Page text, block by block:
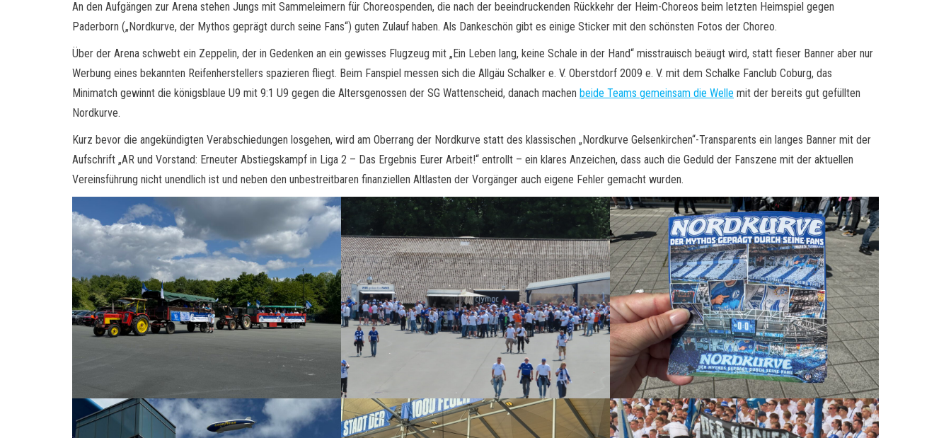
An den Aufgängen zur Arena stehen Jungs mit Sammeleimern für Choreospenden, die nach der beeindruckenden Rückkehr der Heim-Choreos beim letzten Heimspiel gegen
Paderborn („Nordkurve, der Mythos geprägt durch seine Fans“) guten Zulauf haben. Als Dankeschön gibt es einige Sticker mit den schönsten Fotos der Choreo.
Über der Arena schwebt ein Zeppelin, der in Gedenken an ein gewisses Flugzeug mit „Ein Leben lang, keine Schale in der Hand“ misstrauisch beäugt wird, statt fieser Banner aber nur
Werbung eines bekannten Reifenherstellers spazieren fliegt. Beim Fanspiel messen sich die Allgäu Schalker e. V. Oberstdorf 2009 e. V. mit dem Schalke Fanclub Coburg, das
Minimatch gewinnt die königsblaue U9 mit 9:1 U9 gegen die Altersgenossen der SG Wattenscheid, danach machen beide Teams gemeinsam die Welle mit der bereits gut gefüllten
Nordkurve.
Kurz bevor die angekündigten Verabschiedungen losgehen, wird am Oberrang der Nordkurve statt des klassischen „Nordkurve Gelsenkirchen“-Transparents ein langes Banner mit der
Aufschrift „AR und Vorstand: Erneuter Abstiegskampf in Liga 2 – Das Ergebnis Eurer Arbeit!“ entrollt – ein klares Anzeichen, dass auch die Geduld der Fanszene mit der aktuellen
Vereinsführung nicht unendlich ist und neben den unbestreitbaren finanziellen Altlasten der Vorgänger auch eigene Fehler gemacht wurden.